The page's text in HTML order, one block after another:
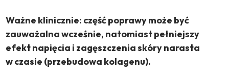
Ważne klinicznie: część poprawy może być
zauważalna wcześnie, natomiast pełniejszy
efekt napięcia i zagęszczenia skóry narasta
w czasie (przebudowa kolagenu).